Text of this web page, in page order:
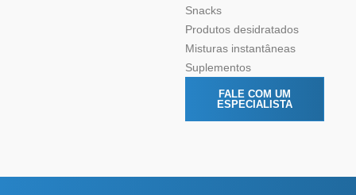
Snacks
Produtos desidratados
Misturas instantâneas
Suplementos
FALE COM UM
ESPECIALISTA